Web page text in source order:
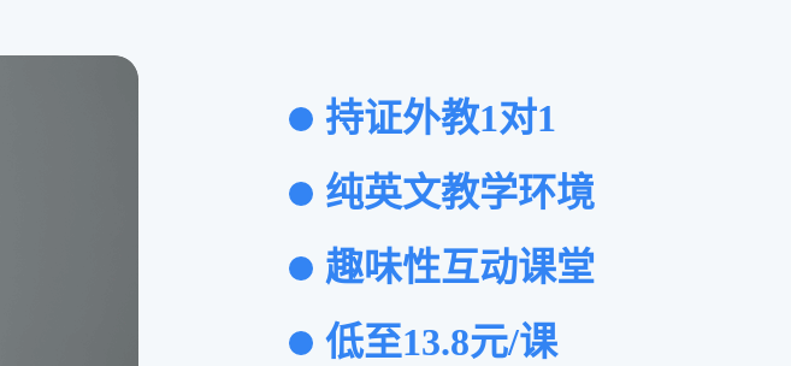
持证外教1对1
纯英文教学环境
趣味性互动课堂
低至13.8元/课